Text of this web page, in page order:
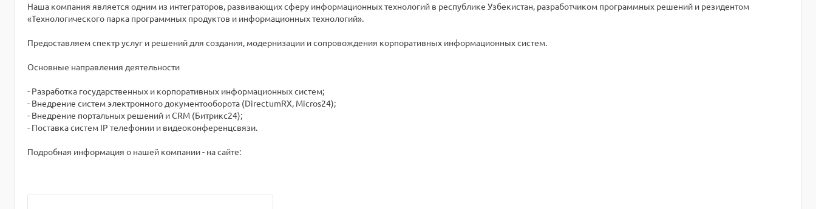
Наша компания является одним из интеграторов, развивающих сферу информационных технологий в республике Узбекистан, разработчиком программных решений и резидентом
«Технологического парка программных продуктов и информационных технологий».
Предоставляем спектр услуг и решений для создания, модернизации и сопровождения корпоративных информационных систем.
Основные направления деятельности
- Разработка государственных и корпоративных информационных систем;
- Внедрение систем электронного документооборота (DirectumRX, Micros24);
- Внедрение портальных решений и CRM (Битрикс24);
- Поставка систем IP телефонии и видеоконференцсвязи.
Подробная информация о нашей компании - на сайте: